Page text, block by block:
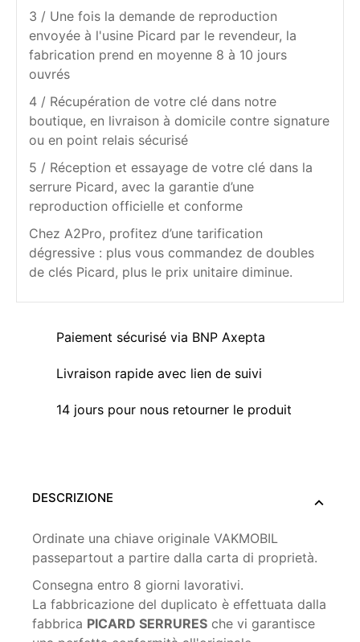
3 / Une fois la demande de reproduction
envoyée à l'usine Picard par le revendeur, la
fabrication prend en moyenne 8 à 10 jours
ouvrés
4 / Récupération de votre clé dans notre
boutique, en livraison à domicile contre signature
ou en point relais sécurisé
5 / Réception et essayage de votre clé dans la
serrure Picard, avec la garantie d’une
reproduction officielle et conforme
Chez A2Pro, profitez d’une tarification
dégressive : plus vous commandez de doubles
de clés Picard, plus le prix unitaire diminue.
Paiement sécurisé via BNP Axepta
Livraison rapide avec lien de suivi
14 jours pour nous retourner le produit
DESCRIZIONE
Ordinate una chiave originale VAKMOBIL
passepartout a partire dalla carta di proprietà.
Consegna entro 8 giorni lavorativi.
La fabbricazione del duplicato è effettuata dalla
fabbrica PICARD SERRURES che vi garantisce